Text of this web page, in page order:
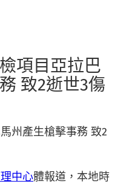
項目亞拉巴
致2逝世3傷
州產生槍擊事務 致2
中心體報道，本地時